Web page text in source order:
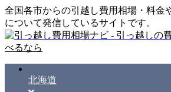
全国各市からの引越し費用相場・料金
について発信しているサイトです。
北海道